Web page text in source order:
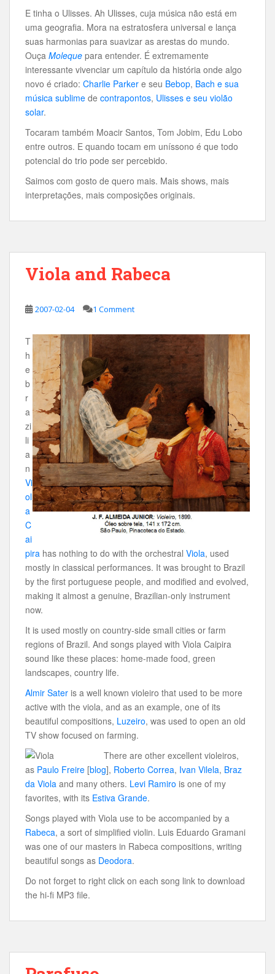
E tinha o Ulisses. Ah Ulisses, cuja música não está em
uma geografia. Mora na estratosfera universal e lança
suas harmonias para suavizar as arestas do mundo.
Ouça Moleque para entender. É extremamente
interessante vivenciar um capítulo da história onde algo
novo é criado: Charlie Parker e seu Bebop, Bach e sua
música sublime de contrapontos, Ulisses e seu violão
solar.
Tocaram também Moacir Santos, Tom Jobim, Edu Lobo
entre outros. E quando tocam em uníssono é que todo
potencial do trio pode ser percebido.
Saimos com gosto de quero mais. Mais shows, mais
interpretações, mais composições originais.
Viola and Rabeca
2007-02-04 1 Comment
T
h
e
b
r
a
zi
li
a
n
Vi
ol
a
C
ai
pira has nothing to do with the orchestral Viola, used
mostly in classical performances. It was brought to Brazil
by the first portuguese people, and modified and evolved,
making it almost a genuine, Brazilian-only instrument
now.
It is used mostly on country-side small cities or farm
regions of Brazil. And songs played with Viola Caipira
sound like these places: home-made food, green
landscapes, country life.
Almir Sater is a well known violeiro that used to be more
active with the viola, and as an example, one of its
beautiful compositions, Luzeiro, was used to open an old
TV show focused on farming.
There are other excellent violeiros,
as Paulo Freire [blog], Roberto Correa, Ivan Vilela, Braz
da Viola and many others. Levi Ramiro is one of my
favorites, with its Estiva Grande.
Songs played with Viola use to be accompanied by a
Rabeca, a sort of simplified violin. Luis Eduardo Gramani
was one of our masters in Rabeca compositions, writing
beautiful songs as Deodora.
Do not forget to right click on each song link to download
the hi-fi MP3 file.